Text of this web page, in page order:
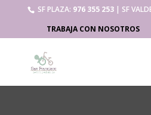
SF PLAZA: 976 355 253| SF
TRABAJA CON NOSOTROS